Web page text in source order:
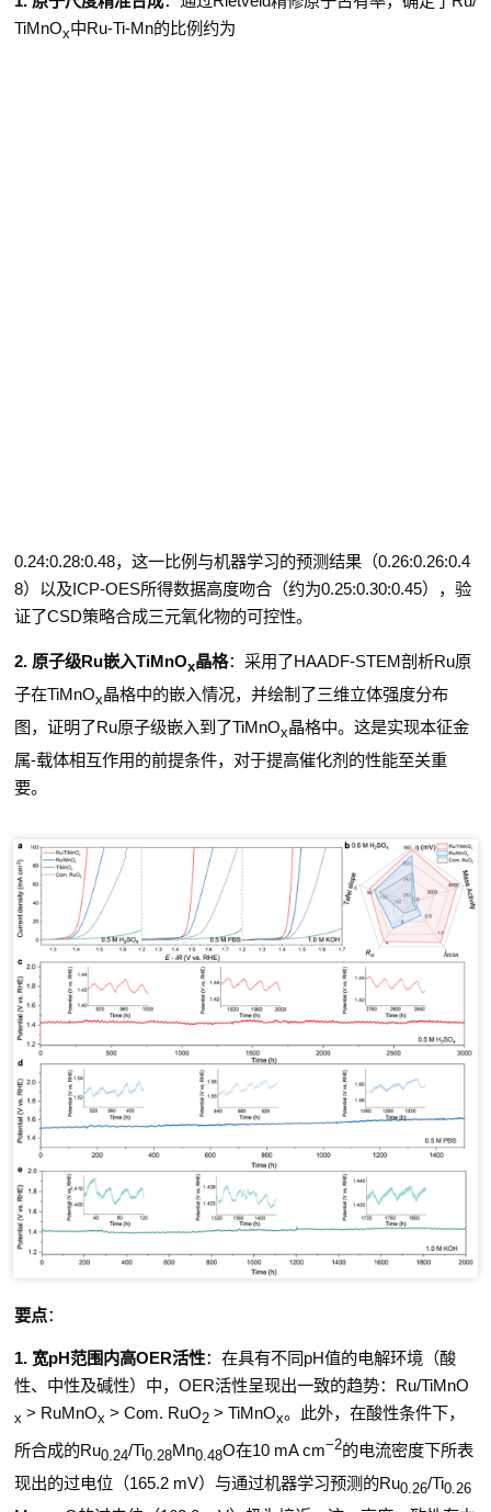
TiMnOx中Ru-Ti-Mn的比例约为
0.24:0.28:0.48，这一比例与机器学习的预测结果（0.26:0.26:0.4
8）以及ICP-OES所得数据高度吻合（约为0.25:0.30:0.45），验
证了CSD策略合成三元氧化物的可控性。
2. 原子级Ru嵌入TiMnOx晶格： 采用了HAADF-STEM剖析Ru原
子在TiMnOx晶格中的嵌入情况，并绘制了三维立体强度分布
图，证明了Ru原子级嵌入到了TiMnOx晶格中。这是实现本征金
属-载体相互作用的前提条件，对于提高催化剂的性能至关重
要。
要点：
1. 宽pH范围内高OER活性： 在具有不同pH值的电解环境（酸
性、中性及碱性）中， OER活性呈现出一致的趋势： Ru/TiMnO
x > RuMnOx > Com. RuO2 > TiMnOx。此外，在酸性条件下，
所合成的Ru0.24/Ti0.28Mn0.48O在10 mA cm−2的电流密度下所表
现出的过电位（165.2 mV）与通过机器学习预测的Ru0.26/Ti0.26